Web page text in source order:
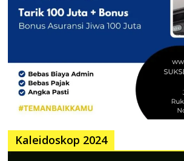
Kaleidoskop 2024